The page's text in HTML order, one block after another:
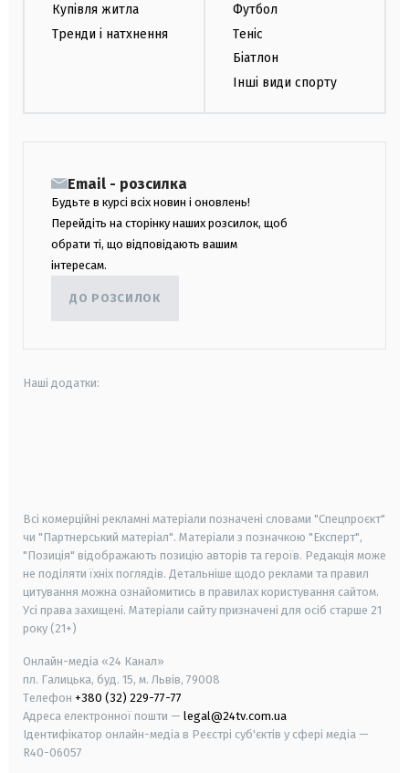
Купівля житла
Тренди і натхнення
Футбол
Теніс
Біатлон
Інші види спорту
Email - розсилка
Будьте в курсі всіх новин і оновлень!
Перейдіть на сторінку наших розсилок, щоб
обрати ті, що відповідають вашим
інтересам.
ДО РОЗСИЛОК
Наші додатки:
Всі комерційні рекламні матеріали позначені словами "Спецпроєкт"
чи "Партнерський матеріал". Матеріали з позначкою "Експерт",
"Позиція" відображають позицію авторів та героїв. Редакція може
не поділяти їхніх поглядів. Детальніше щодо реклами та правил
цитування можна ознайомитись в правилах користування сайтом.
Усі права захищені. Матеріали сайту призначені для осіб старше 21
року (21+)
Онлайн-медіа «24 Канал»
пл. Галицька, буд. 15, м. Львів, 79008
Телефон +380 (32) 229-77-77
Адреса електронної пошти — legal@24tv.com.ua
Ідентифікатор онлайн-медіа в Реєстрі суб'єктів у сфері медіа —
R40-06057